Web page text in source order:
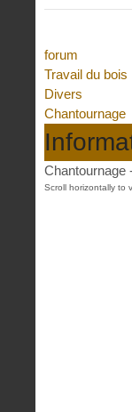
forum
Travail du bois
Divers
Chantournage
Chantournage